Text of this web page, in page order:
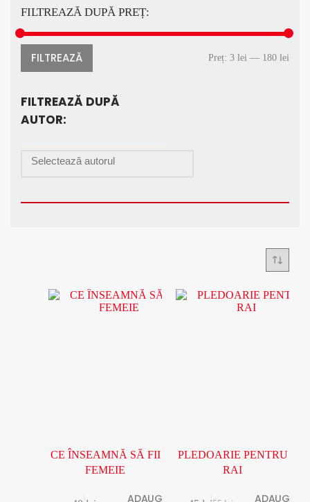
FILTREAZĂ DUPĂ PREȚ:
FILTREAZĂ Preț: 3 lei — 180 lei
FILTREAZĂ DUPĂ
AUTOR:
CE ÎNSEAMNĂ SĂ FII
FEMEIE
ADAUGĂ ÎN
PLEDOARIE PENTRU
RAI
ADAUGĂ ÎN